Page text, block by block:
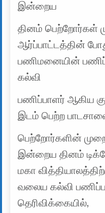
இன்றைய
தினம் பெற்றோர்கள்
ஆர்ப்பாட்டத்தின்
பணிமனையின்
கல்வி
பணிப்பாளர் ஆகிய
இடம் பெற்ற
பெற்றோர்களின்
இன்றைய தினம்
மகா
வலைய கல்வி
தெரிவிக்கையில்,